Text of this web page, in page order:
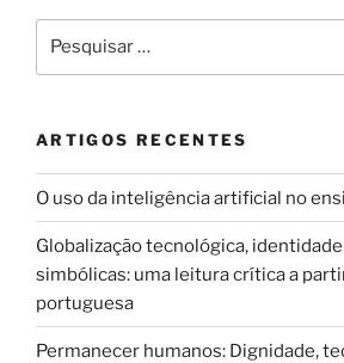
por:
ARTIGOS RECENTES
O uso da inteligência artificial no
Globalização tecnológica,
simbólicas: uma leitura crítica a
portuguesa
Permanecer humanos: Dignidade,